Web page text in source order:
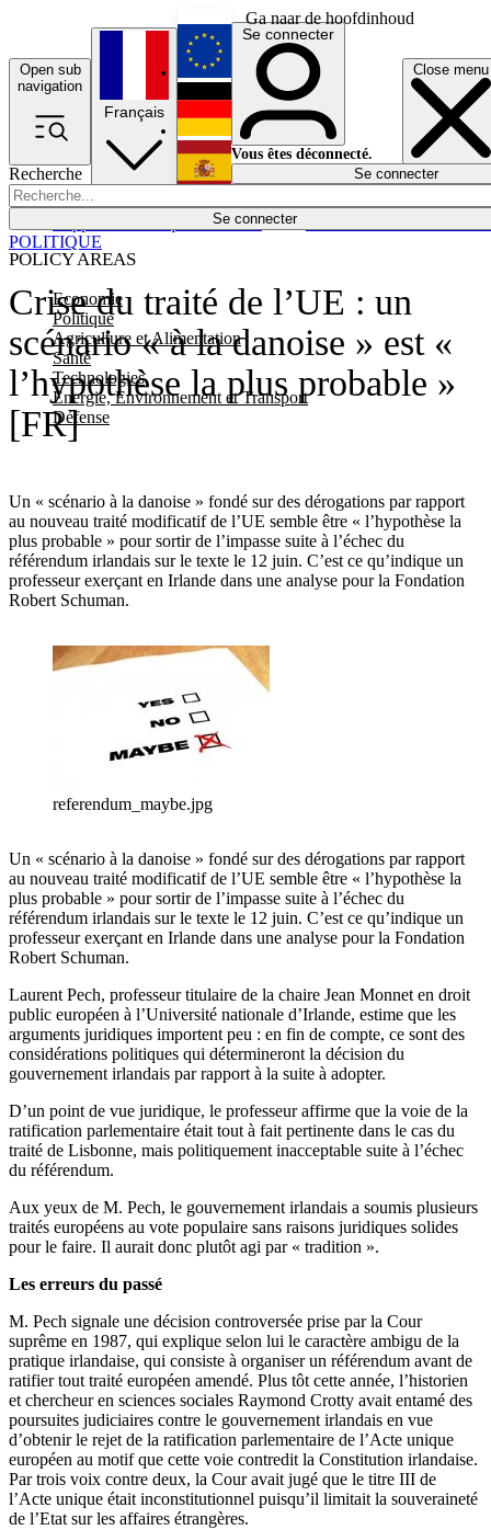
Ga naar de hoofdinhoud
Open sub
navigation
Close menu
Recherche
Se connecter
POLICY AREAS
Economie
Politique
Agriculture et Alimentation
Santé
Technologies
Energie, Environnement et Transport
Défense
Économie
Français
English
Deutsch
Español
Se connecter
Vous êtes déconnecté.
Se connecter
Crise du traité de l’UE : un
scénario « à la danoise » est «
l’hypothèse la plus probable »
[FR]
Un « scénario à la danoise » fondé sur des dérogations par rapport
au nouveau traité modificatif de l’UE semble être « l’hypothèse la
plus probable » pour sortir de l’impasse suite à l’échec du
référendum irlandais sur le texte le 12 juin. C’est ce qu’indique un
professeur exerçant en Irlande dans une analyse pour la Fondation
Robert Schuman.
POLITIQUE
referendum_maybe.jpg
Un « scénario à la danoise » fondé sur des dérogations par rapport
au nouveau traité modificatif de l’UE semble être « l’hypothèse la
plus probable » pour sortir de l’impasse suite à l’échec du
référendum irlandais sur le texte le 12 juin. C’est ce qu’indique un
professeur exerçant en Irlande dans une analyse pour la Fondation
Robert Schuman.
Laurent Pech, professeur titulaire de la chaire Jean Monnet en droit
public européen à l’Université nationale d’Irlande, estime que les
arguments juridiques importent peu : en fin de compte, ce sont des
considérations politiques qui détermineront la décision du
gouvernement irlandais par rapport à la suite à adopter.
D’un point de vue juridique, le professeur affirme que la voie de la
ratification parlementaire était tout à fait pertinente dans le cas du
traité de Lisbonne, mais politiquement inacceptable suite à l’échec
du référendum.
Aux yeux de M. Pech, le gouvernement irlandais a soumis plusieurs
traités européens au vote populaire sans raisons juridiques solides
pour le faire. Il aurait donc plutôt agi par « tradition ».
Les erreurs du passé
M. Pech signale une décision controversée prise par la Cour
suprême en 1987, qui explique selon lui le caractère ambigu de la
pratique irlandaise, qui consiste à organiser un référendum avant de
ratifier tout traité européen amendé. Plus tôt cette année, l’historien
et chercheur en sciences sociales Raymond Crotty avait entamé des
poursuites judiciaires contre le gouvernement irlandais en vue
d’obtenir le rejet de la ratification parlementaire de l’Acte unique
européen au motif que cette voie contredit la Constitution irlandaise.
Par trois voix contre deux, la Cour avait jugé que le titre III de
l’Acte unique était inconstitutionnel puisqu’il limitait la souveraineté
de l’Etat sur les affaires étrangères.